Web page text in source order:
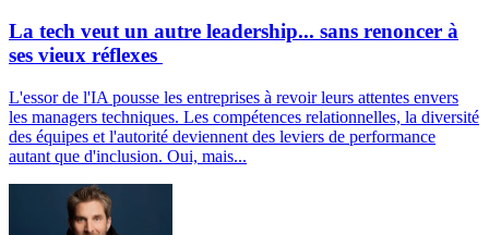
La tech veut un autre leadership... sans renoncer à
ses vieux réflexes
L'essor de l'IA pousse les entreprises à revoir leurs attentes envers
les managers techniques. Les compétences relationnelles, la diversité
des équipes et l'autorité deviennent des leviers de performance
autant que d'inclusion. Oui, mais...